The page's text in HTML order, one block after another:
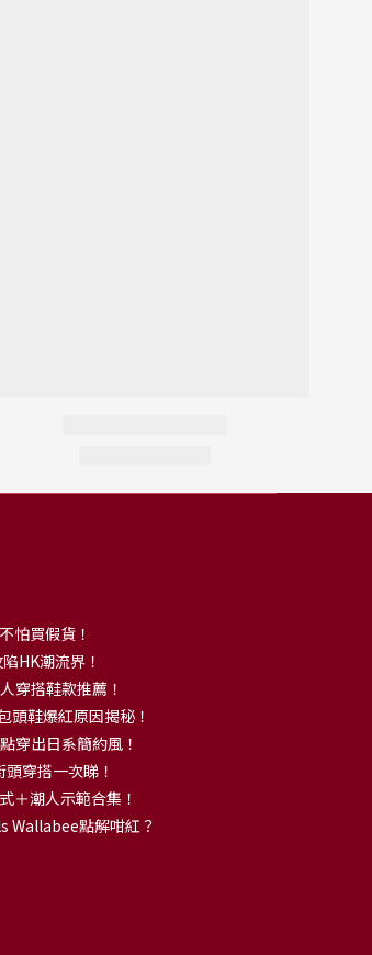
怕買假貨！
HK潮流界！
穿搭鞋款推薦！
鞋爆紅原因揭秘！
穿出日系簡約風！
穿搭一次睇！
＋潮人示範合集！
Wallabee點解咁紅？